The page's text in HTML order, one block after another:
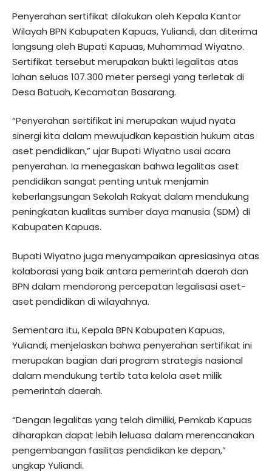
Penyerahan sertifikat dilakukan oleh Kepala Kantor
Wilayah BPN Kabupaten Kapuas, Yuliandi, dan diterima
langsung oleh Bupati Kapuas, Muhammad Wiyatno.
Sertifikat tersebut merupakan bukti legalitas atas
lahan seluas 107.300 meter persegi yang terletak di
Desa Batuah, Kecamatan Basarang.
“Penyerahan sertifikat ini merupakan wujud nyata
sinergi kita dalam mewujudkan kepastian hukum atas
aset pendidikan,” ujar Bupati Wiyatno usai acara
penyerahan. Ia menegaskan bahwa legalitas aset
pendidikan sangat penting untuk menjamin
keberlangsungan Sekolah Rakyat dalam mendukung
peningkatan kualitas sumber daya manusia (SDM) di
Kabupaten Kapuas.
Bupati Wiyatno juga menyampaikan apresiasinya atas
kolaborasi yang baik antara pemerintah daerah dan
BPN dalam mendorong percepatan legalisasi aset-
aset pendidikan di wilayahnya.
Sementara itu, Kepala BPN Kabupaten Kapuas,
Yuliandi, menjelaskan bahwa penyerahan sertifikat ini
merupakan bagian dari program strategis nasional
dalam mendukung tertib tata kelola aset milik
pemerintah daerah.
“Dengan legalitas yang telah dimiliki, Pemkab Kapuas
diharapkan dapat lebih leluasa dalam merencanakan
pengembangan fasilitas pendidikan ke depan,”
ungkap Yuliandi.